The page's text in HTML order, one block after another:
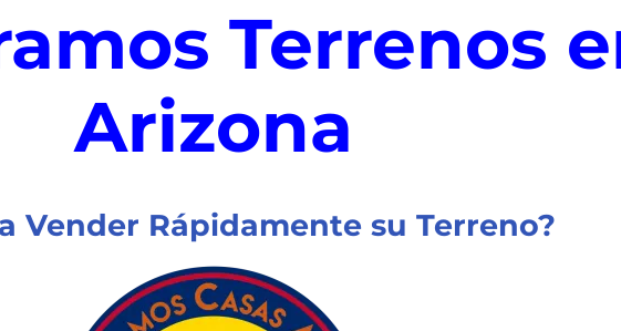
Terrenos
Arizona
Vender Rápidamente su Terreno?